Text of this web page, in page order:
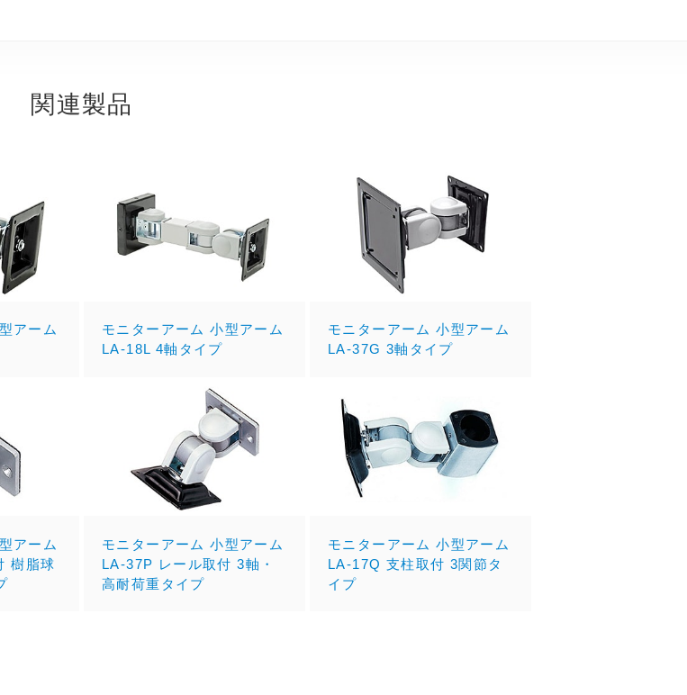
関連製品
アーム
モニターアーム 小型アーム
LA-18L 4軸タイプ
モニターアーム 小型アーム
LA-37G 3軸タイプ
アーム
樹脂球
モニターアーム 小型アーム
LA-37P レール取付 3軸・
高耐荷重タイプ
モニターアーム 小型アーム
LA-17Q 支柱取付 3関節タ
イプ